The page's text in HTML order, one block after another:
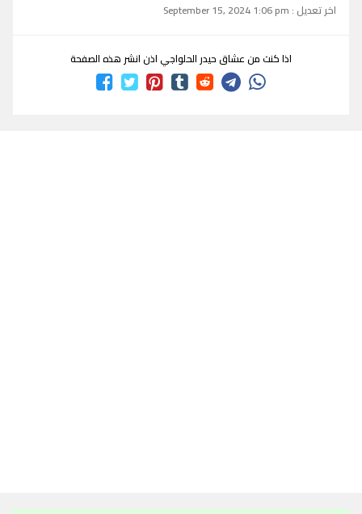
اخر تعديل : September 15, 2024 1:06 pm
اذا كنت من عشاق حيدر الحلواجي اذن انشر هذه الصفحة